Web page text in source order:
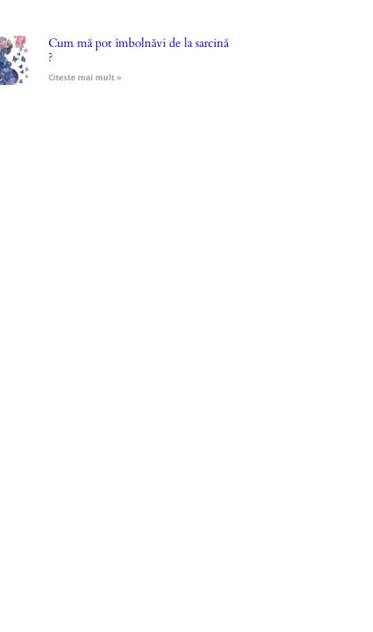
Cum mă pot îmbolnăvi de la sarcină
?
Citeste mai mult »